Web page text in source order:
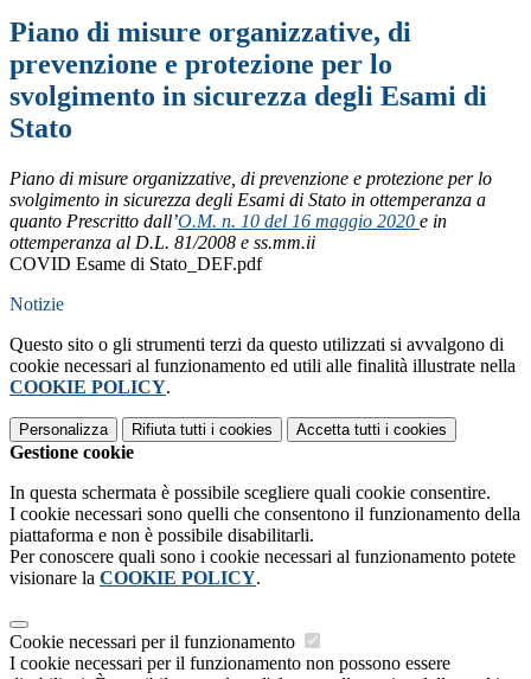
Piano di misure organizzative, di
prevenzione e protezione per lo
svolgimento in sicurezza degli Esami di
Stato
Piano di misure organizzative, di prevenzione e protezione per lo
svolgimento in sicurezza degli Esami di Stato in ottemperanza a
quanto Prescritto dall’O.M. n. 10 del 16 maggio 2020 e in
ottemperanza al D.L. 81/2008 e ss.mm.ii
COVID Esame di Stato_DEF.pdf
Notizie
Questo sito o gli strumenti terzi da questo utilizzati si avvalgono di
cookie necessari al funzionamento ed utili alle finalità illustrate nella
COOKIE POLICY.
Personalizza Rifiuta tutti i cookies Accetta tutti i cookies
Gestione cookie
In questa schermata è possibile scegliere quali cookie consentire.
I cookie necessari sono quelli che consentono il funzionamento della
piattaforma e non è possibile disabilitarli.
Per conoscere quali sono i cookie necessari al funzionamento potete
visionare la COOKIE POLICY.
Cookie necessari per il funzionamento
I cookie necessari per il funzionamento non possono essere